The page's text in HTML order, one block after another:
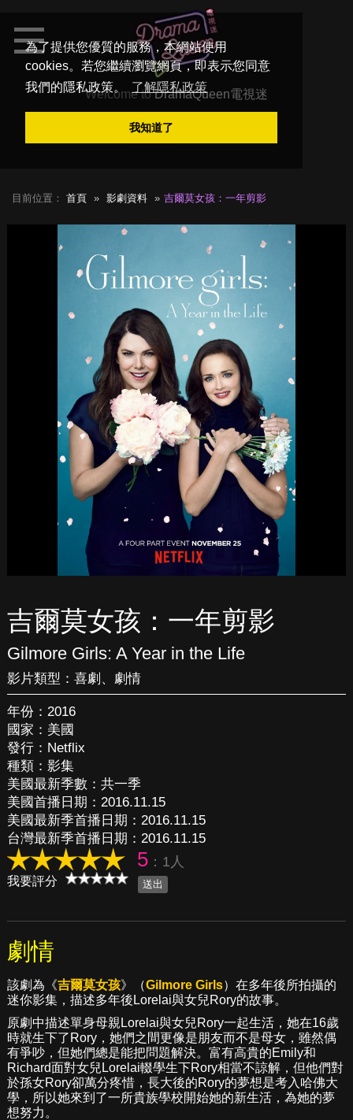
為了提供您優質的服務，本網站使用
cookies。若您繼續瀏覽網頁，即表示您同意
我們的隱私政策。
了解隱私政策
我知道了
Welcome toDramaQueen電視迷
目前位置： 首頁 影劇資料 吉爾莫女孩：一年剪影
吉爾莫女孩：一年剪影
Gilmore Girls: A Year in the Life
影片類型： 喜劇 、 劇情
年份：2016
國家：美國
發行：Netflix
種類：影集
美國最新季數：共一季
美國首播日期：2016.11.15
美國最新季首播日期：2016.11.15
台灣最新季首播日期：2016.11.15
5：1人
我要評分
劇情
該劇為《吉爾莫女孩》（Gilmore Girls）在多年後所拍攝的
迷你影集，描述多年後Lorelai與女兒Rory的故事。
原劇中描述單身母親Lorelai與女兒Rory一起生活，她在16歲
時就生下了Rory，她們之間更像是朋友而不是母女，雖然偶
有爭吵，但她們總是能把問題解決。富有高貴的Emily和
Richard面對女兒Lorelai輟學生下Rory相當不諒解，但他們對
於孫女Rory卻萬分疼惜，長大後的Rory的夢想是考入哈佛大
學，所以她來到了一所貴族學校開始她的新生活，為她的夢
想努力。